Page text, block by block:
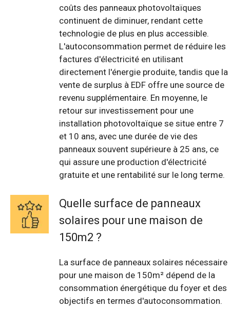
coûts des panneaux photovoltaïques
continuent de diminuer, rendant cette
technologie de plus en plus accessible.
L'autoconsommation permet de réduire les
factures d'électricité en utilisant
directement l'énergie produite, tandis que la
vente de surplus à EDF offre une source de
revenu supplémentaire. En moyenne, le
retour sur investissement pour une
installation photovoltaïque se situe entre 7
et 10 ans, avec une durée de vie des
panneaux souvent supérieure à 25 ans, ce
qui assure une production d'électricité
gratuite et une rentabilité sur le long terme.
Quelle surface de panneaux
solaires pour une maison de
150m2 ?
La surface de panneaux solaires nécessaire
pour une maison de 150m² dépend de la
consommation énergétique du foyer et des
objectifs en termes d'autoconsommation.